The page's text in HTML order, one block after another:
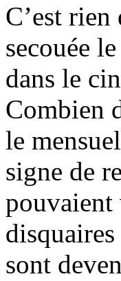
C’est
secouée
dans le
Combien
le
signe de
pouvaient
sont